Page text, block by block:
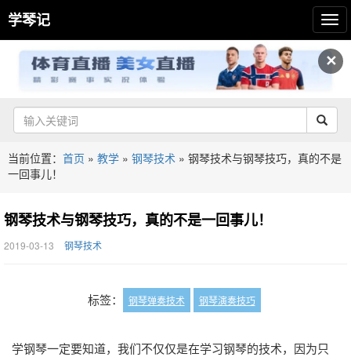
✕
学琴记
当前位置： 首页 » 教学 » 钢琴技术 » 钢琴技术与钢琴技巧，真的不是
一回事儿！
钢琴技术与钢琴技巧，真的不是一回事儿！
2019-03-13 钢琴技术
标签： 钢琴弹奏技术 钢琴演奏技巧
学钢琴一定要知道，我们不仅仅是在学习钢琴的技术，因为只